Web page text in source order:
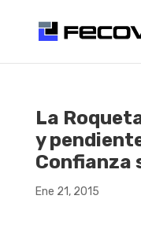
La
y
Confianza
Ene 21, 2015